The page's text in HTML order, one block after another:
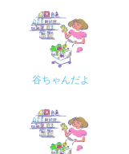
谷ちゃんだよ